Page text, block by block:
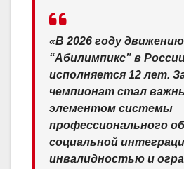
«В 2026 году движению
“Абилимпикс” в
исполняется 12 лет.
чемпионат стал
элементом системы
профессионального
социальной
инвалидностью и